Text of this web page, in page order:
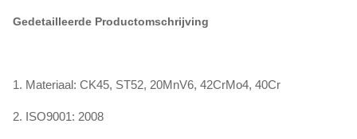
Gedetailleerde Productomschrijving
1. Materiaal: CK45, ST52, 20MnV6, 42CrMo4, 40Cr
2. ISO9001: 2008